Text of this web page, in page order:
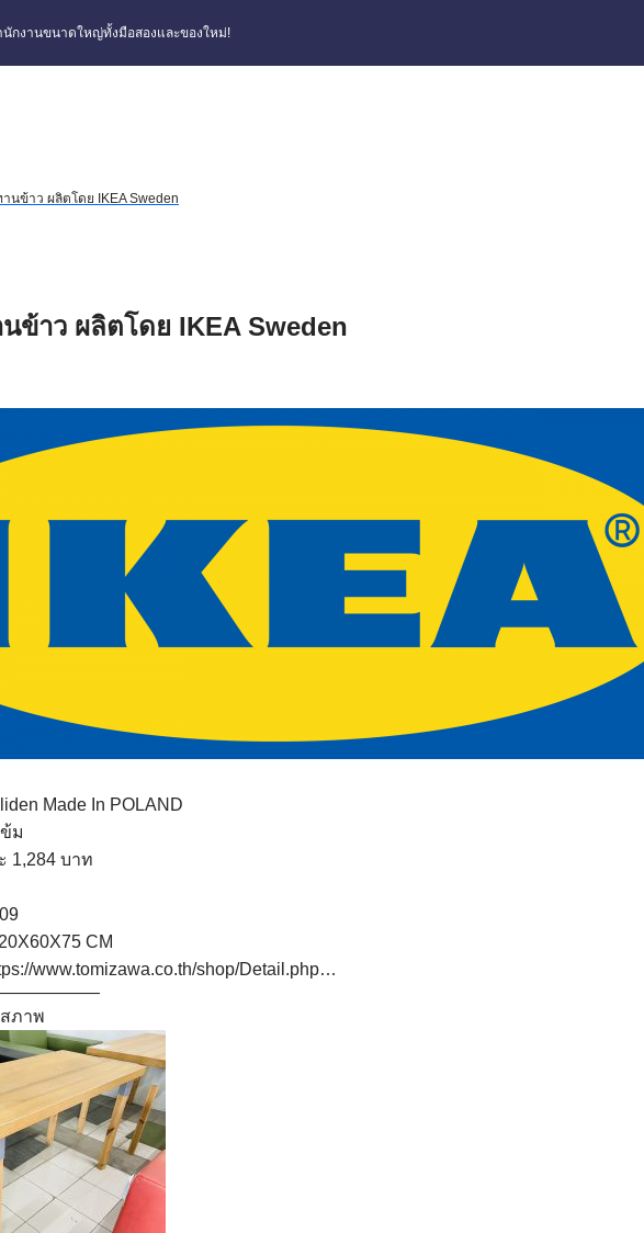
นักงานขนาดใหญ่ทั้งมือสองและของใหม่!
นข้าว ผลิตโดย IKEA Sweden
ข้าว ผลิตโดย IKEA Sweden
Made In POLAND
ม
1,284 บาท
CM
www.tomizawa.co.th/shop/Detail.php…
ภาพ